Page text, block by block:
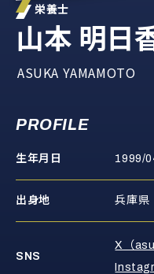
栄養士
山本 明日
ASUKA YAMAMOTO
PROFILE
生年月日 1999/
出身地 兵庫県
SNS
X（